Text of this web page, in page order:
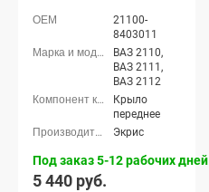
21100-
8403011
ВАЗ 2110,
ВАЗ 2111,
ВАЗ 2112
Крыло
переднее
Экрис
Под заказ 5-12 рабочих дней
5 440 руб.